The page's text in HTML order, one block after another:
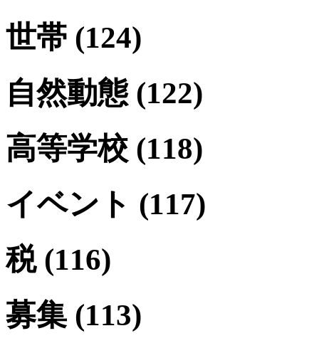
世帯 (124)
自然動態 (122)
高等学校 (118)
イベント (117)
税 (116)
募集 (113)